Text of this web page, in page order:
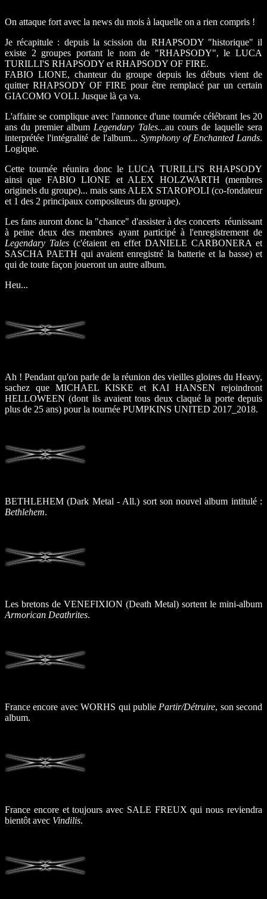
On attaque fort avec la news du mois à laquelle on a rien compris !
Je récapitule : depuis la scission du RHAPSODY "historique" il
existe 2 groupes portant le nom de "RHAPSODY", le LUCA
TURILLI'S RHAPSODY et RHAPSODY OF FIRE.
FABIO LIONE, chanteur du groupe depuis les débuts vient de
quitter RHAPSODY OF FIRE pour être remplacé par un certain
GIACOMO VOLI. Jusque là ça va.
L'affaire se complique avec l'annonce d'une tournée célébrant les 20
ans du premier album Legendary Tales...au cours de laquelle sera
interprétée l'intégralité de l'album... Symphony of Enchanted Lands.
Logique.
Cette tournée réunira donc le LUCA TURILLI'S RHAPSODY
ainsi que FABIO LIONE et ALEX HOLZWARTH (membres
originels du groupe)... mais sans ALEX STAROPOLI (co-fondateur
et 1 des 2 principaux compositeurs du groupe).
Les fans auront donc la "chance" d'assister à des concerts réunissant
à peine deux des membres ayant participé à l'enregistrement de
Legendary Tales (c'étaient en effet DANIELE CARBONERA et
SASCHA PAETH qui avaient enregistré la batterie et la basse) et
qui de toute façon joueront un autre album.
Heu...
Ah ! Pendant qu'on parle de la réunion des vieilles gloires du Heavy,
sachez que MICHAEL KISKE et KAI HANSEN rejoindront
HELLOWEEN (dont ils avaient tous deux claqué la porte depuis
plus de 25 ans) pour la tournée PUMPKINS UNITED 2017_2018.
BETHLEHEM (Dark Metal - All.) sort son nouvel album intitulé :
Bethlehem.
Les bretons de VENEFIXION (Death Metal) sortent le mini-album
Armorican Deathrites.
France encore avec WORHS qui publie Partir/Détruire, son second
album.
France encore et toujours avec SALE FREUX qui nous reviendra
bientôt avec Vindilis.